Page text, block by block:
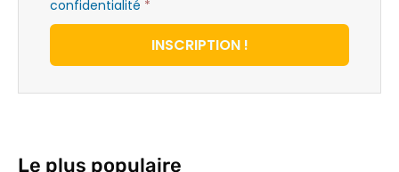
confidentialité *
INSCRIPTION !
Le plus populaire